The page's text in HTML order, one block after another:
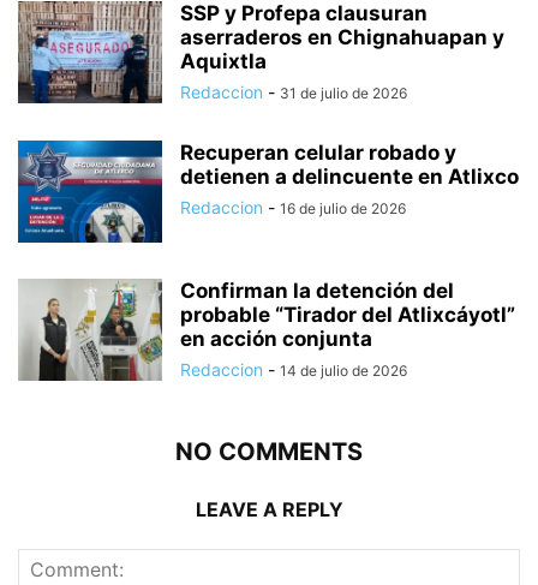
SSP y Profepa clausuran
aserraderos en Chignahuapan y
Aquixtla
Redaccion - 31 de julio de 2026
Recuperan celular robado y
detienen a delincuente en Atlixco
Redaccion - 16 de julio de 2026
Confirman la detención del
probable “Tirador del Atlixcáyotl”
en acción conjunta
Redaccion - 14 de julio de 2026
NO COMMENTS
LEAVE A REPLY